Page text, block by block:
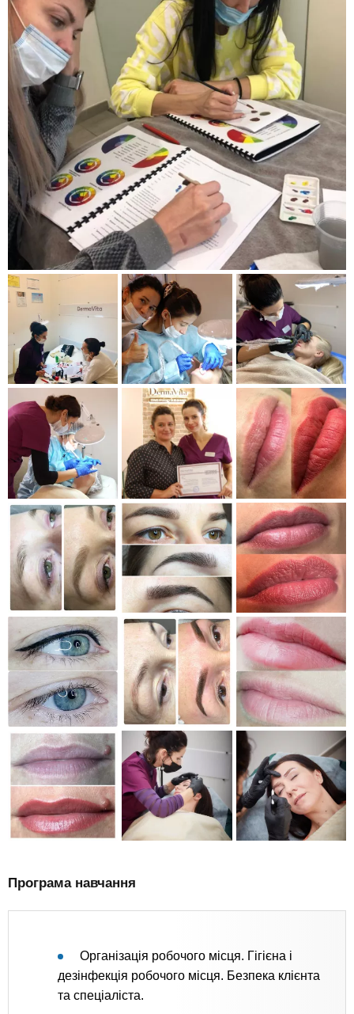
Програма навчання
Організація робочого місця. Гігієна і
дезінфекція робочого місця. Безпека клієнта
та спеціаліста.